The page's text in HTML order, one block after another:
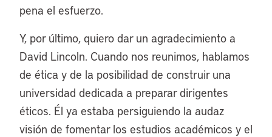
pena el esfuerzo.
Y, por último, quiero dar un agradecimiento a
David Lincoln. Cuando nos reunimos, hablamos
de ética y de la posibilidad de construir una
universidad dedicada a preparar dirigentes
éticos. Él ya estaba persiguiendo la audaz
visión de fomentar los estudios académicos y el